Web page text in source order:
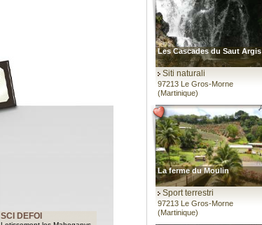
SCI DEFOI
Les Cascades du Saut Argis
Siti naturali
97213 Le Gros-Morne
(Martinique)
La ferme du Moulin
Sport terrestri
97213 Le Gros-Morne
(Martinique)